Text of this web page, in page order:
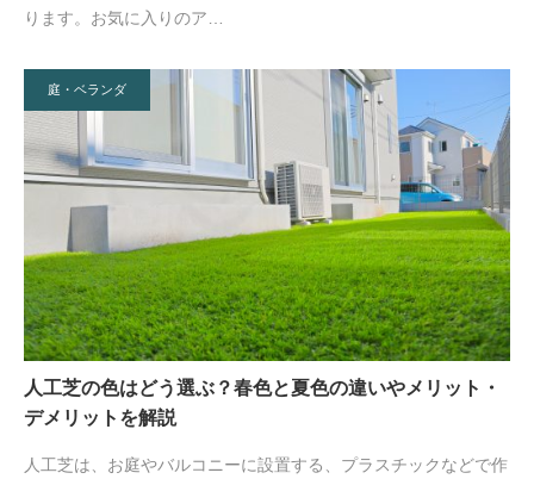
ります。お気に入りのア…
庭・ベランダ
人工芝の色はどう選ぶ？春色と夏色の違いやメリット・
デメリットを解説
人工芝は、お庭やバルコニーに設置する、プラスチックなどで作